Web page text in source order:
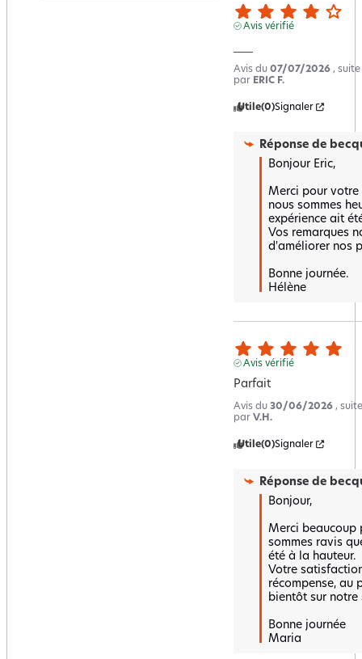
Avis vérifié
Avis du 07/07/2026 ,
par ERIC F.
Utile(0)Signaler
Réponse de
Bonjour Eric,
Merci pour votre
nous sommes
expérience ait
Vos remarques
d'améliorer nos
Bonne journée.
Hélène
Avis vérifié
Parfait
Avis du 30/06/2026 ,
par V.H.
Utile(0)Signaler
Réponse de
Bonjour,
Merci beaucoup
sommes ravis
été à la hauteur.
Votre
récompense, au
bientôt sur
Bonne journée
Maria